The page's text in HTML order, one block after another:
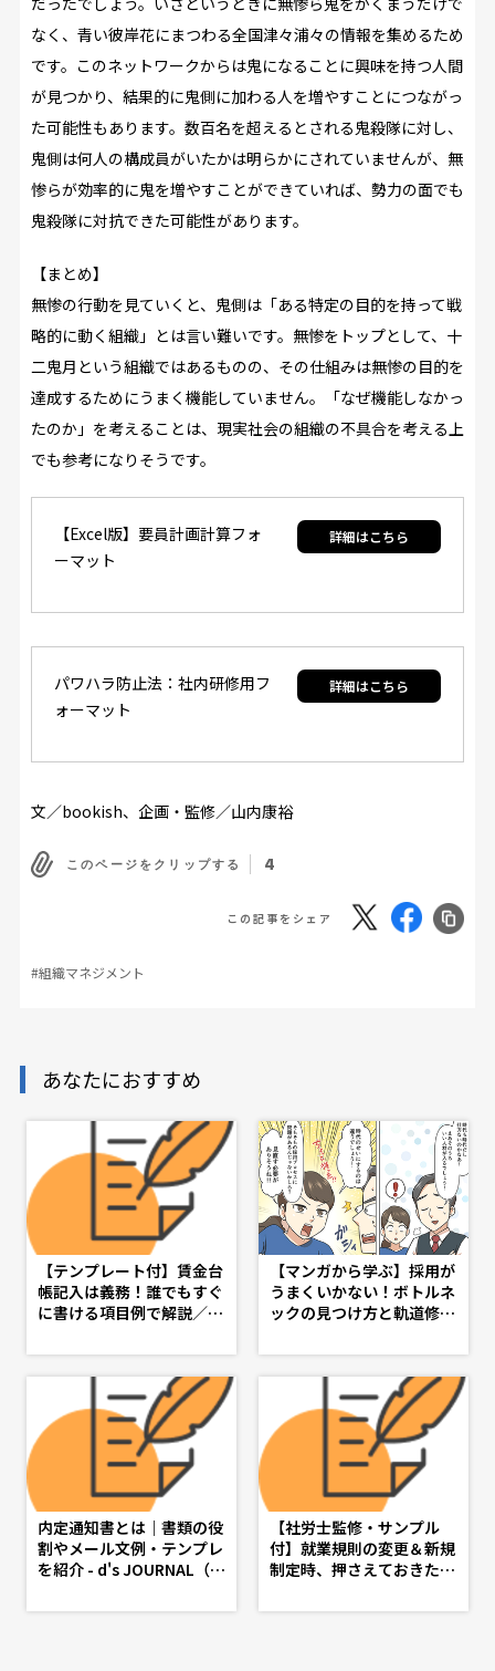
なく、青い彼岸花にまつわる全国津々浦々の情報を集めるため
です。このネットワークからは鬼になることに興味を持つ人間
が見つかり、結果的に鬼側に加わる人を増やすことにつながっ
た可能性もあります。数百名を超えるとされる鬼殺隊に対し、
鬼側は何人の構成員がいたかは明らかにされていませんが、無
惨らが効率的に鬼を増やすことができていれば、勢力の面でも
鬼殺隊に対抗できた可能性があります。
【まとめ】
無惨の行動を見ていくと、鬼側は「ある特定の目的を持って戦
略的に動く組織」とは言い難いです。無惨をトップとして、十
二鬼月という組織ではあるものの、その仕組みは無惨の目的を
達成するためにうまく機能していません。「なぜ機能しなかっ
たのか」を考えることは、現実社会の組織の不具合を考える上
でも参考になりそうです。
【Excel版】要員計画計算フォ
ーマット
パワハラ防止法：社内研修用フ
ォーマット
文／bookish、企画・監修／山内康裕
このページをクリップする 4
この記事をシェア
#組織マネジメント
あなたにおすすめ
【テンプレート付】賃金台
帳記入は義務！誰でもすぐ
に書ける項目例で解説／社
（dsj）- 理想の人事へ、シ
ョートカット
【マンガから学ぶ】採用が
うまくいかない！ボトルネ
ックの見つけ方と軌道修正
内定通知書とは｜書類の役
割やメール文例・テンプレ
を紹介 - d's JOURNAL（d
ートカット
【社労士監修・サンプル
付】就業規則の変更＆新規
制定時、押さえておきたい
（dsj）- 理想の人事へ、シ